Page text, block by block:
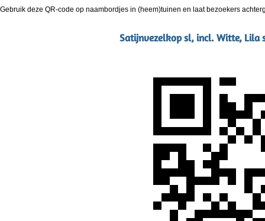
Gebruik deze QR-code op naambordjes in (heem)tuinen en laat bezoekers
Satijnvezelkop sl, incl. Witte,